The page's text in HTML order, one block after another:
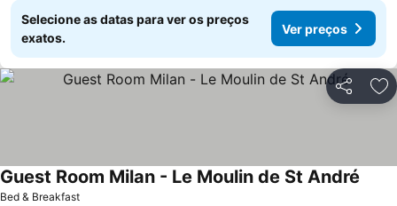
Selecione as datas para ver os preços
exatos.
Ver preços
Partilhar
Bed & Breakfast
Guest Room Milan - Le Moulin de St André